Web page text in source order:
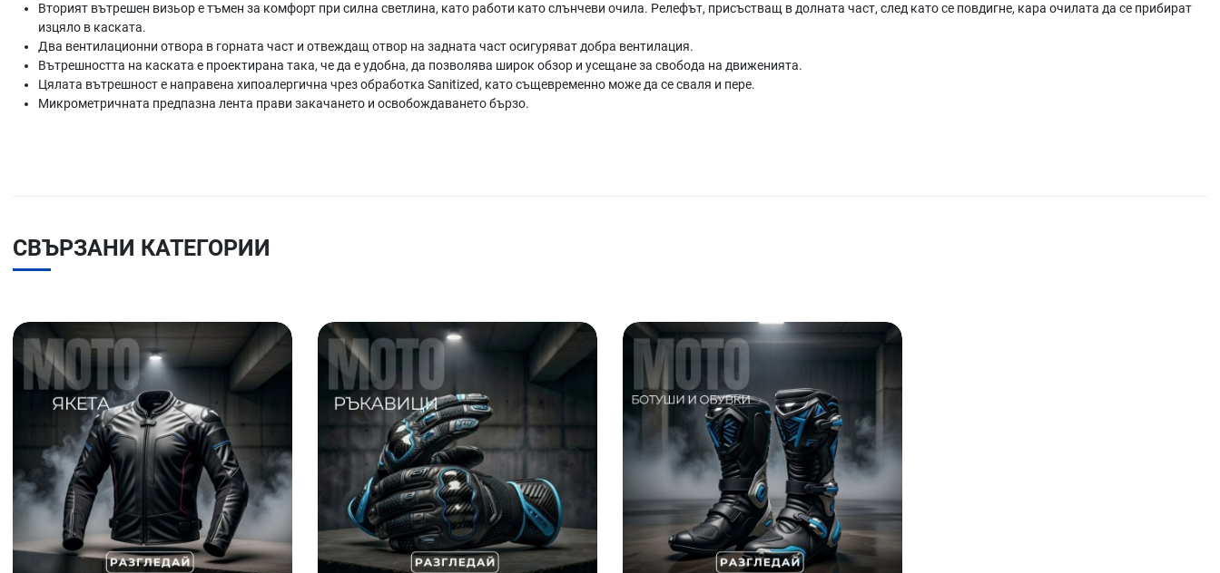
Вторият вътрешен визьор е тъмен за комфорт при силна светлина, като работи като слънчеви очила. Релефът, присъстващ в долната част, след като се повдигне, кара очилата да се прибират
изцяло в каската.
Два вентилационни отвора в горната част и отвеждащ отвор на задната част осигуряват добра вентилация.
Вътрешността на каската е проектирана така, че да е удобна, да позволява широк обзор и усещане за свобода на движенията.
Цялата вътрешност е направена хипоалергична чрез обработка Sanitized, като същевременно може да се сваля и пере.
Микрометричната предпазна лента прави закачането и освобождаването бързо.
СВЪРЗАНИ КАТЕГОРИИ